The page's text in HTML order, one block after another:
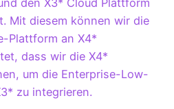
Mit diesem können wir die
Plattform an X4*
dass wir die X4*
um die Enterprise-Low-
zu integrieren.